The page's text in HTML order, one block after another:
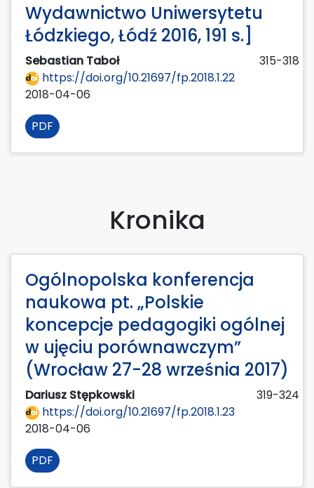
Wydawnictwo Uniwersytetu
Łódzkiego, Łódź 2016, 191 s.]
Sebastian Taboł
315-318
https://doi.org/10.21697/fp.2018.1.22
2018-04-06
PDF
Kronika
Ogólnopolska konferencja
naukowa pt. „Polskie
koncepcje pedagogiki ogólnej
w ujęciu porównawczym”
(Wrocław 27-28 września 2017)
Dariusz Stępkowski
319-324
https://doi.org/10.21697/fp.2018.1.23
2018-04-06
PDF